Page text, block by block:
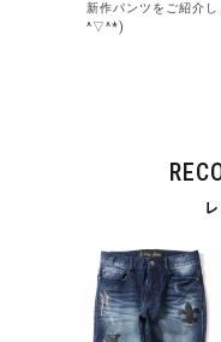
新作パンツをご紹介
^▽^*)